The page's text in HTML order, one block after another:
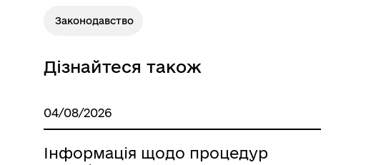
Законодавство
Дізнайтеся також
04/08/2026
Інформація щодо процедур